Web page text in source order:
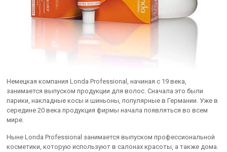
Немецкая компания Londa Professional, начиная с 19 века,
занимается выпуском продукции для волос. Сначала это были
парики, накладные косы и шиньоны, популярные в Германии. Уже в
середине 20 века продукция фирмы начала появляться во всем
мире.
Ныне Londa Professional занимается выпуском профессиональной
косметики, которую используют в салонах красоты, а также дома.